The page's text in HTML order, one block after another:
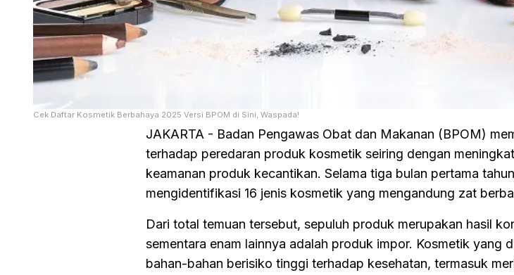
Cek Daftar Kosmetik Berbahaya 2025 Versi BPOM di Sini, Waspada!
JAKARTA - Badan Pengawas Obat dan Makanan (BPOM)
terhadap peredaran produk kosmetik seiring dengan
keamanan produk kecantikan. Selama tiga bulan pertama
mengidentifikasi 16 jenis kosmetik yang mengandung zat
Dari total temuan tersebut, sepuluh produk merupakan hasil
sementara enam lainnya adalah produk impor. Kosmetik yang
bahan-bahan berisiko tinggi terhadap kesehatan, termasuk